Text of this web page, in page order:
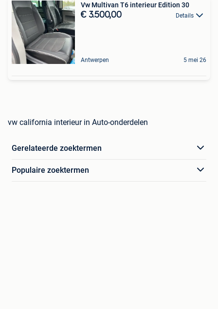
Vw Multivan T6 interieur Edition 30
€ 3.500,00 Details
Antwerpen 5 mei 26
vw california interieur in Auto-onderdelen
Gerelateerde zoektermen
Populaire zoektermen